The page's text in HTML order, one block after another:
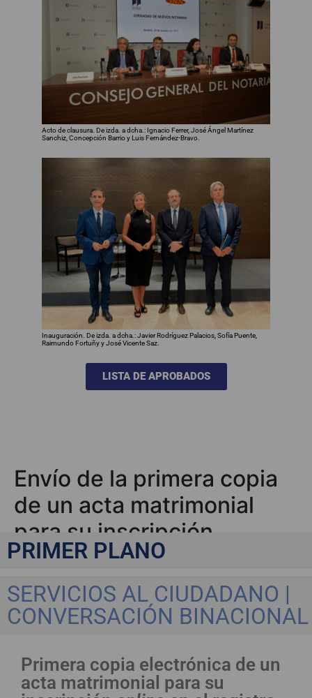
Acto de clausura. De izda. a dcha.: Ignacio Ferrer, José Ángel Martínez
Sanchiz, Concepción Barrio y Luis Fernández-Bravo.
Inauguración. De izda. a dcha.: Javier Rodríguez Palacios, Sofía Puente,
Raimundo Fortuñy y José Vicente Saz.
LISTA DE APROBADOS
Envío de la primera copia
de un acta matrimonial
para su inscripción
PRIMER PLANO
SERVICIOS AL CIUDADANO |
CONVERSACIÓN BINACIONAL
Primera copia electrónica de un
acta matrimonial para su